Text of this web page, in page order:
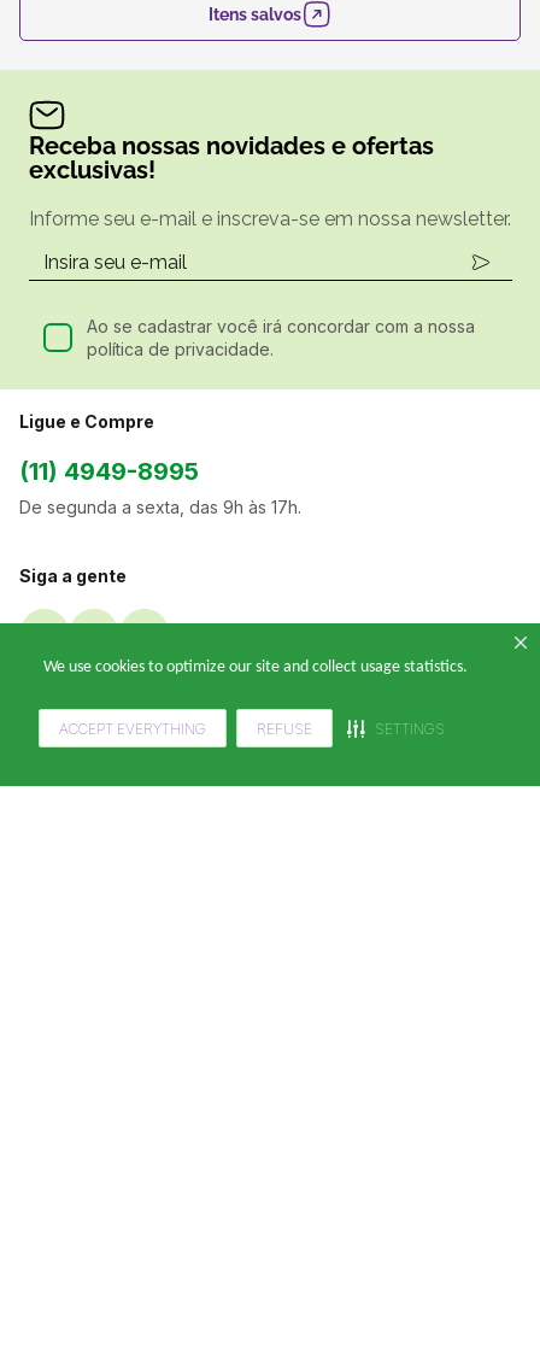
We use cookies to optimize our site and collect usage statistics.
ACCEPT EVERYTHING REFUSE SETTINGS
Itens salvos
Receba nossas novidades e ofertas
exclusivas!
Informe seu e-mail e inscreva-se em nossa newsletter.
Ao se cadastrar você irá concordar com a nossa
política de privacidade.
Ligue e Compre
(11) 4949-8995
De segunda a sexta, das 9h às 17h.
Siga a gente
Sobre Nós